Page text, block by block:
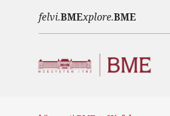
felvi.BMExplore.BME